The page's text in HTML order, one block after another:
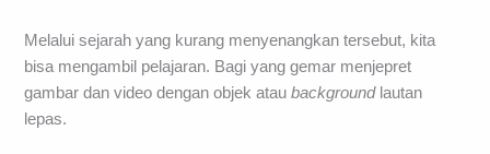
Melalui sejarah yang kurang menyenangkan tersebut, kita
bisa mengambil pelajaran. Bagi yang gemar menjepret
gambar dan video dengan objek ataubackgroundlautan
lepas.